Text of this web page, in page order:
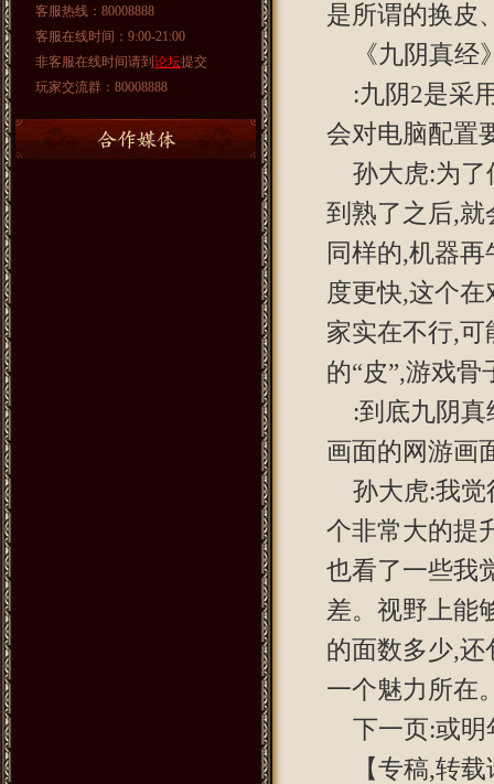
客服热线：80008888
客服在线时间：9:00-21:00
非客服在线时间请到 论坛提交
玩家交流群：80008888
是所谓的换皮
《九阴真
:九阴2是采
会对电脑配置
孙大虎:为了
到熟了之后,就
同样的,机器
度更快,这个
家实在不行,
的“皮”,游戏
:到底九阴
画面的网游画
孙大虎:我觉
个非常大的提
也看了一些我
差。视野上能
的面数多少,
一个魅力所在
下一页:或明
【专稿,转